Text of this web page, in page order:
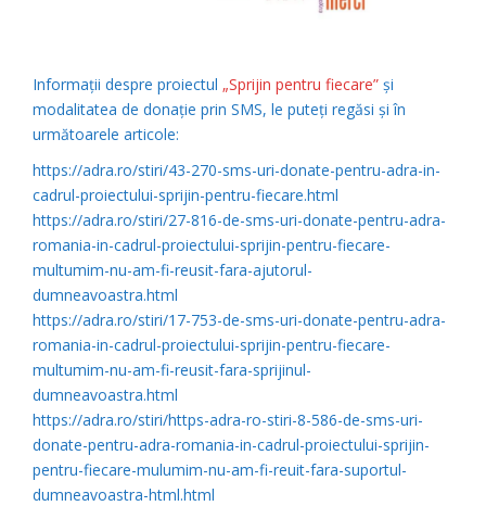
Informații despre proiectul „Sprijin pentru fiecare” și
modalitatea de donație prin SMS, le puteți regăsi și în
următoarele articole:
https://adra.ro/stiri/43-270-sms-uri-donate-pentru-adra-in-
cadrul-proiectului-sprijin-pentru-fiecare.html
https://adra.ro/stiri/27-816-de-sms-uri-donate-pentru-adra-
romania-in-cadrul-proiectului-sprijin-pentru-fiecare-
multumim-nu-am-fi-reusit-fara-ajutorul-
dumneavoastra.html
https://adra.ro/stiri/17-753-de-sms-uri-donate-pentru-adra-
romania-in-cadrul-proiectului-sprijin-pentru-fiecare-
multumim-nu-am-fi-reusit-fara-sprijinul-
dumneavoastra.html
https://adra.ro/stiri/https-adra-ro-stiri-8-586-de-sms-uri-
donate-pentru-adra-romania-in-cadrul-proiectului-sprijin-
pentru-fiecare-mulumim-nu-am-fi-reuit-fara-suportul-
dumneavoastra-html.html